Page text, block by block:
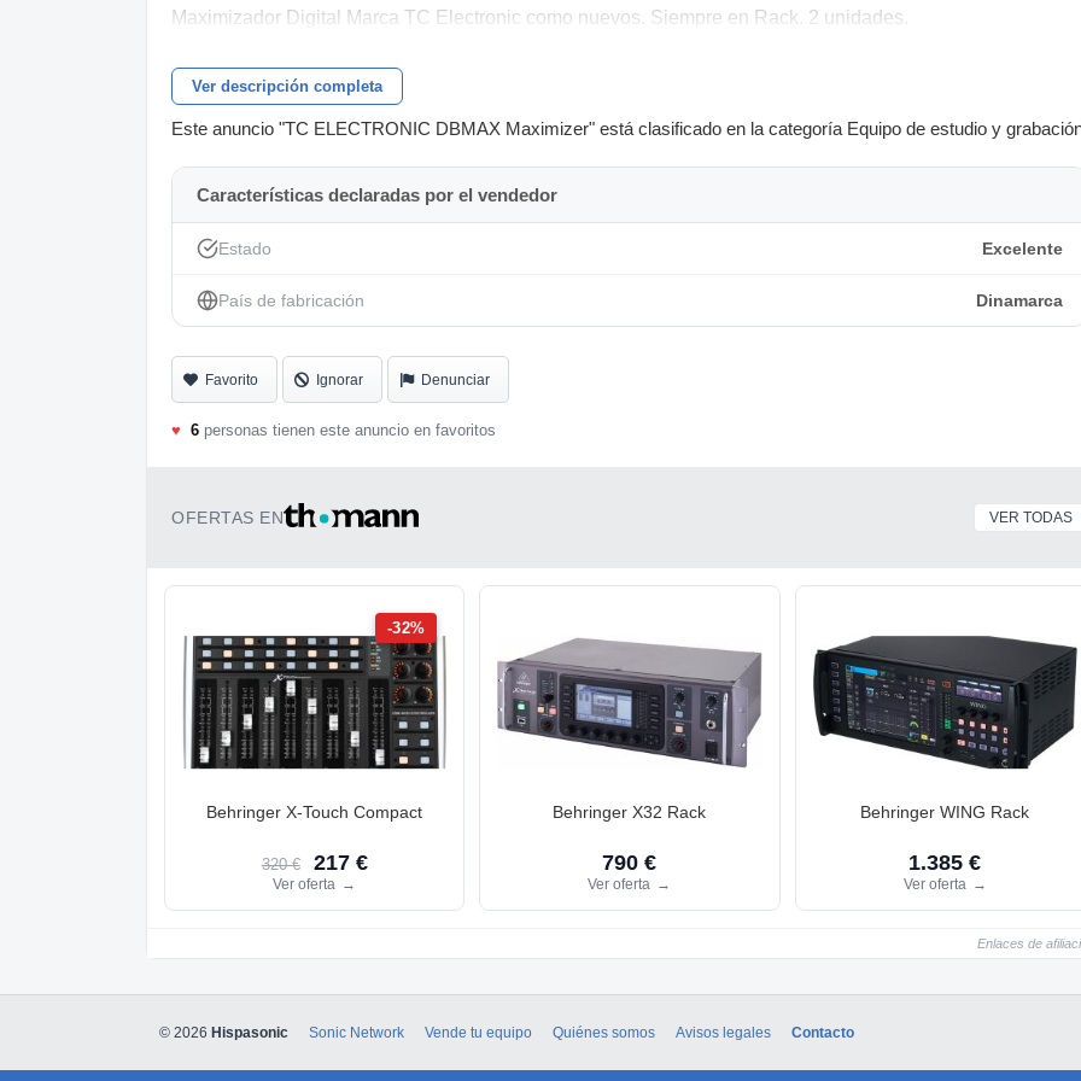
Maximizador Digital Marca TC Electronic como nuevos. Siempre en Rack. 2 unidades.
Ver descripción completa
Este anuncio "TC ELECTRONIC DBMAX Maximizer" está clasificado en la categoría Equipo de estudio y
Características declaradas por el vendedor
Estado Excelente
País de fabricación Dinamarca
Favorito Ignorar Denunciar
♥ 6 personas tienen este anuncio en favoritos
OFERTAS EN VER TODAS
-32%
Behringer X-Touch Compact
320 € 217 €
Ver oferta →
Behringer X32 Rack
790 €
Ver oferta →
Behringer WING Rack
1.385 €
Ver oferta →
Enlaces de
© 2026 Hispasonic Sonic Network Vende tu equipo Quiénes somos Avisos legales Contacto